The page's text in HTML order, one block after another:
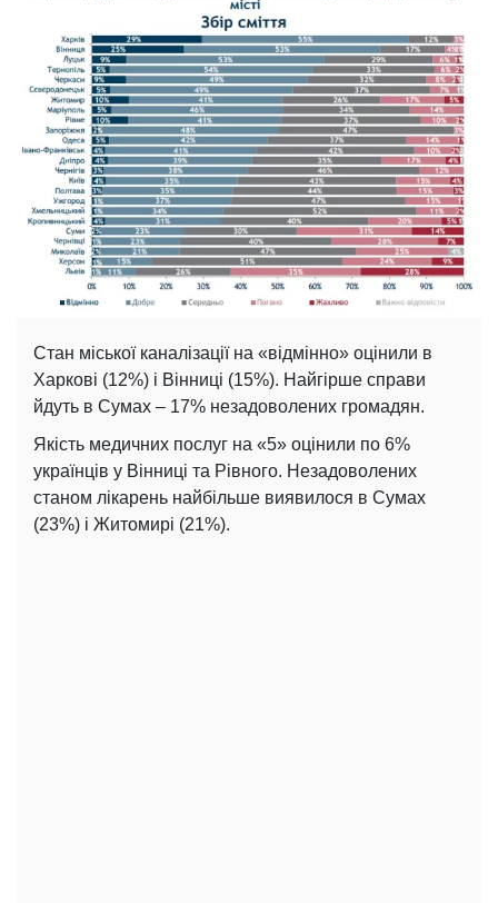
Стан міської каналізації на «відмінно» оцінили в
Харкові (12%) і Вінниці (15%). Найгірше справи
йдуть в Сумах – 17% незадоволених громадян.
Якість медичних послуг на «5» оцінили по 6%
українців у Вінниці та Рівного. Незадоволених
станом лікарень найбільше виявилося в Сумах
(23%) і Житомирі (21%).